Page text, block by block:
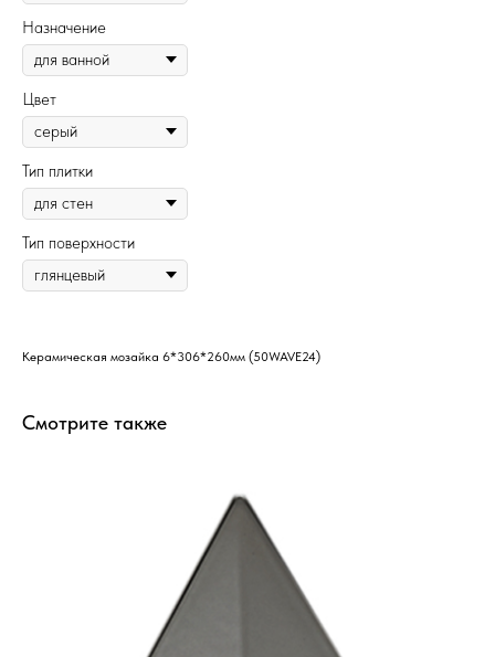
Назначение
Цвет
Тип плитки
Тип поверхности
Керамическая мозайка 6*306*260мм (50WAVE24)
Смотрите также